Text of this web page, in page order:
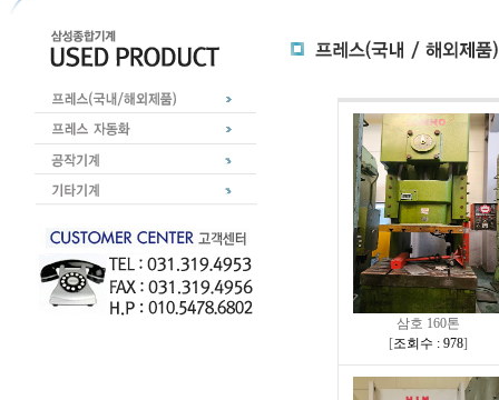
삼호 160톤
[조회수 : 978]